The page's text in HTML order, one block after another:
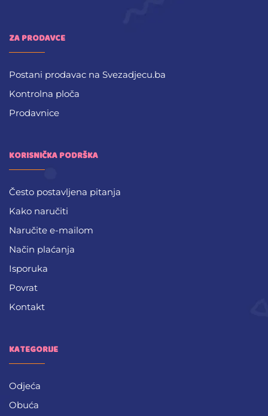
ZA PRODAVCE
Postani prodavac na Svezadjecu.ba
Kontrolna ploča
Prodavnice
KORISNIČKA PODRŠKA
Često postavljena pitanja
Kako naručiti
Naručite e-mailom
Način plaćanja
Isporuka
Povrat
Kontakt
KATEGORIJE
Odjeća
Obuća